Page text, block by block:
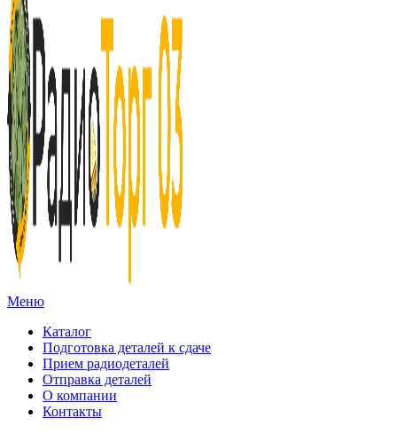
Меню
Каталог
Подготовка деталей к сдаче
Прием радиодеталей
Отправка деталей
О компании
Контакты